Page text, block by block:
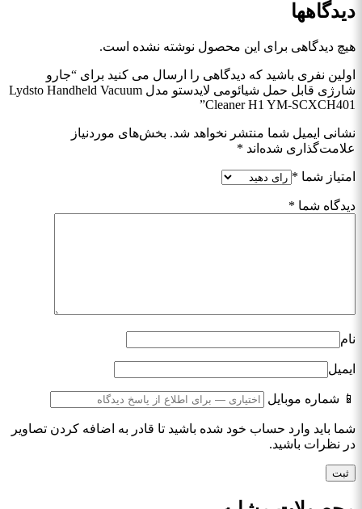
دیدگاهها
هیچ دیدگاهی برای این محصول نوشته نشده است.
اولین نفری باشید که دیدگاهی را ارسال می کنید برای “جارو
شارژی قابل حمل شیائومی لایدستو مدل Lydsto Handheld Vacuum
Cleaner H1 YM-SCXCH401”
نشانی ایمیل شما منتشر نخواهد شد. بخش‌های موردنیاز
علامت‌گذاری شده‌اند *
امتیاز شما *
دیدگاه شما *
نام
ایمیل
📱 شماره موبایل
شما باید وارد حساب خود شده باشید تا قادر به اضافه کردن تصاویر
در نظرات باشید.